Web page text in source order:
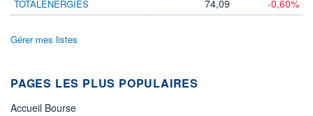
TOTALENERGIES 74,09 -0,60%
Gérer mes listes
PAGES LES PLUS POPULAIRES
Accueil Bourse